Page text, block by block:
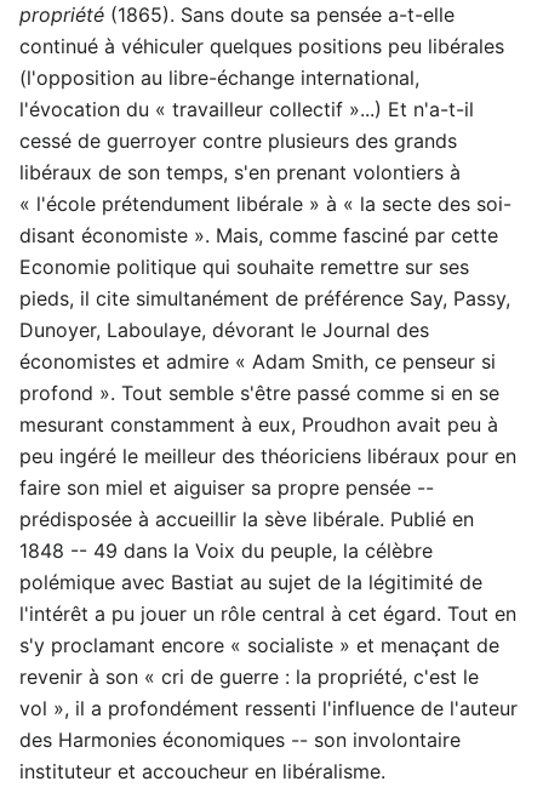
propriété (1865). Sans doute sa pensée a-t-elle
continué à véhiculer quelques positions peu libérales
(l'opposition au libre-échange international,
l'évocation du « travailleur collectif »...) Et n'a-t-il
cessé de guerroyer contre plusieurs des grands
libéraux de son temps, s'en prenant volontiers à
« l'école prétendument libérale » à « la secte des soi-
disant économiste ». Mais, comme fasciné par cette
Economie politique qui souhaite remettre sur ses
pieds, il cite simultanément de préférence Say, Passy,
Dunoyer, Laboulaye, dévorant le Journal des
économistes et admire « Adam Smith, ce penseur si
profond ». Tout semble s'être passé comme si en se
mesurant constamment à eux, Proudhon avait peu à
peu ingéré le meilleur des théoriciens libéraux pour en
faire son miel et aiguiser sa propre pensée --
prédisposée à accueillir la sève libérale. Publié en
1848 -- 49 dans la Voix du peuple, la célèbre
polémique avec Bastiat au sujet de la légitimité de
l'intérêt a pu jouer un rôle central à cet égard. Tout en
s'y proclamant encore « socialiste » et menaçant de
revenir à son « cri de guerre : la propriété, c'est le
vol », il a profondément ressenti l'influence de l'auteur
des Harmonies économiques -- son involontaire
instituteur et accoucheur en libéralisme.